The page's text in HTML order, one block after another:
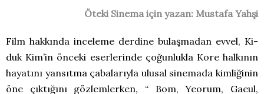
Öteki Sinema için yazan: Mustafa Yahşi
Film hakkında inceleme derdine bulaşmadan evvel, Ki-
duk Kim’in önceki eserlerinde çoğunlukla Kore halkının
hayatını yansıtma çabalarıyla ulusal sinemada kimliğinin
öne çıktığını gözlemlerken, “ Bom, Yeorum, Gaeul,